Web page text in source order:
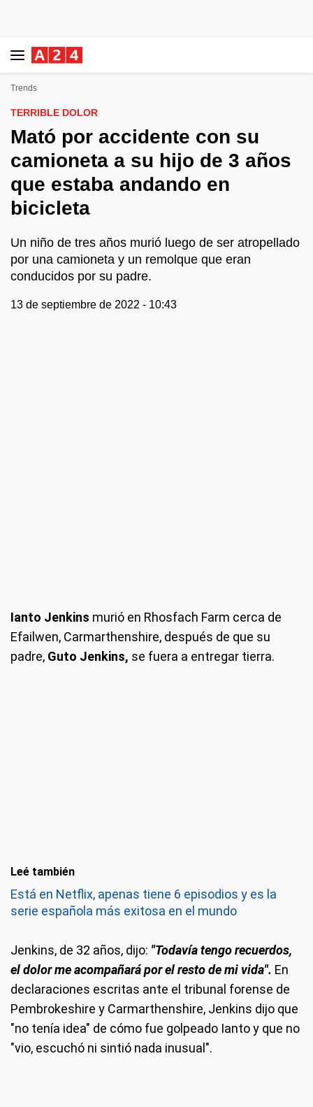
Trends
TERRIBLE DOLOR
Mató por accidente con su
camioneta a su hijo de 3 años
que estaba andando en
bicicleta
Un niño de tres años murió luego de ser atropellado
por una camioneta y un remolque que eran
conducidos por su padre.
13 de septiembre de 2022 - 10:43
Ianto Jenkins murió en Rhosfach Farm cerca de
Efailwen, Carmarthenshire, después de que su
padre, Guto Jenkins, se fuera a entregar tierra.
Leé también
Está en Netflix, apenas tiene 6 episodios y es la
serie española más exitosa en el mundo
Jenkins, de 32 años, dijo: "Todavía tengo recuerdos,
el dolor me acompañará por el resto de mi vida". En
declaraciones escritas ante el tribunal forense de
Pembrokeshire y Carmarthenshire, Jenkins dijo que
"no tenía idea" de cómo fue golpeado Ianto y que no
"vio, escuchó ni sintió nada inusual".